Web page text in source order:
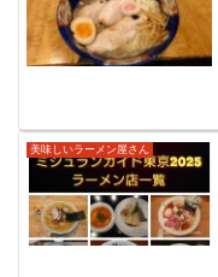
美味しいラーメン屋さん